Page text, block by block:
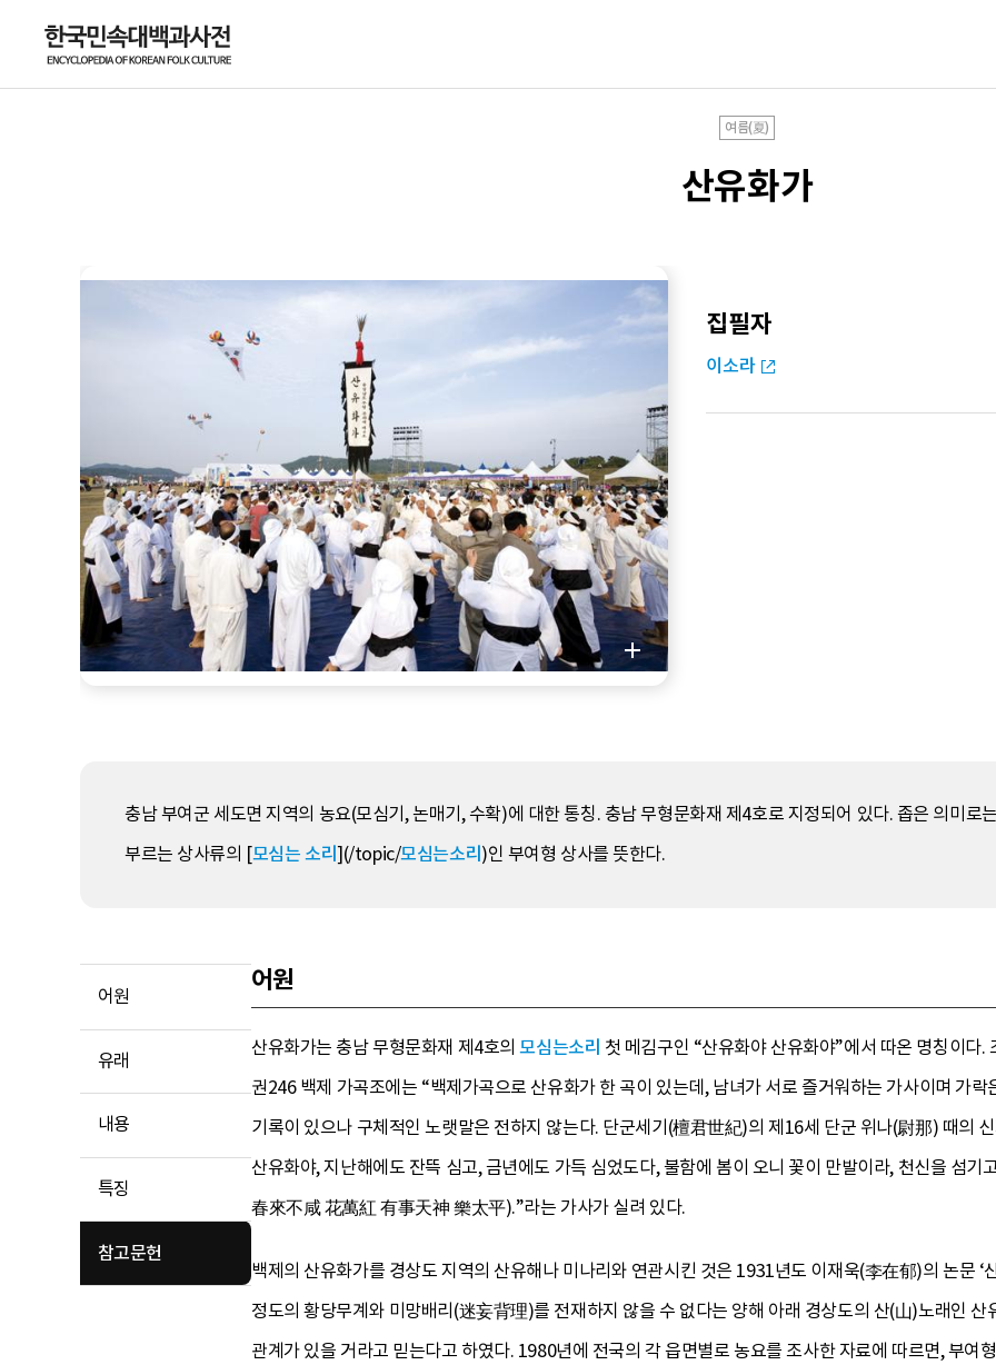
여름(夏)
산유화가
집필자
이소라
충남 부여군 세도면 지역의 농요(모심기, 논매기, 수확)에 대한 통칭. 충남 무형문화재 제4호로 지정되어 있다. 좁은 의미로
부르는 상사류의 [모심는 소리](/topic/모심는소리 )인 부여형 상사를 뜻한다.
어원
유래
내용
특징
참고문헌
어원
산유화가는 충남 무형문화재 제4호의모심는소리 첫 메김구인 “산유화야 산유화야”에서 따온 명칭이
권246 백제 가곡조에는 “백제가곡으로 산유화가 한 곡이 있는데, 남녀가 서로 즐거워하는 가사이며
기록이 있으나 구체적인 노랫말은 전하지 않는다. 단군세기(檀君世紀)의 제16세 단군 위나(尉那) 때의
산유화야, 지난해에도 잔뜩 심고, 금년에도 가득 심었도다, 불함에 봄이 오니 꽃이 만발이라, 천신을 섬
春來不咸 花萬紅 有事天神 樂太平).”라는 가사가 실려 있다.
백제의 산유화가를 경상도 지역의 산유해나 미나리와 연관시킨 것은 1931년도 이재욱(李在郁)의 논문 ‘
정도의 황당무계와 미망배리(迷妄背理)를 전재하지 않을 수 없다는 양해 아래 경상도의 산(山)노래인 산
관계가 있을 거라고 믿는다고 하였다. 1980년에 전국의 각 읍면별로 농요를 조사한 자료에 따르면, 부여